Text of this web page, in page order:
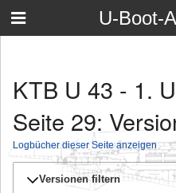
U-Boot-
KTB U 43 - 1.
Seite 29:
Logbücher dieser Seite anzeigen
Versionen filtern